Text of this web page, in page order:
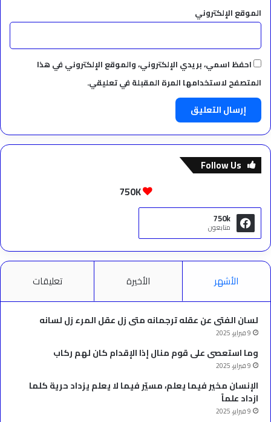
الموقع الإلكتروني
احفظ اسمي، بريدي الإلكتروني، والموقع الإلكتروني في هذا
المتصفح لاستخدامها المرة المقبلة في تعليقي.
Follow Us
750K
750k
متابعون
الأشهر الأخيرة تعليقات
لسان الفتى عن عقله ترجمانه متى زل عقل المرء زل لسانه
9 فبراير، 2025
وما استعصى على قوم منال إذا الإقدام كان لهم ركاب
9 فبراير، 2025
الإنسان مخير فيما يعلم، مسيّر فيما لا يعلم يزداد حرية كلما
ازداد علماً
9 فبراير، 2025